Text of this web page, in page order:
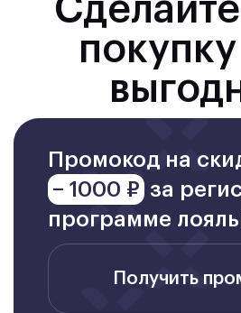
Промокод на
− 1000 ₽ за
программе
Получить